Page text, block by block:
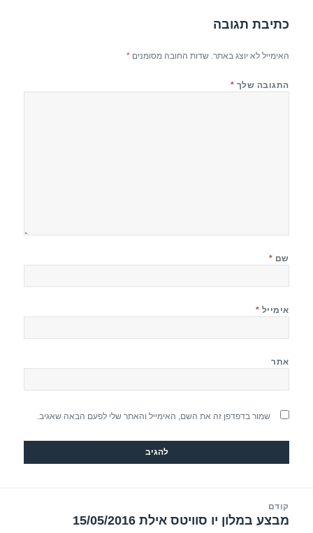
k
כתיבת תגובה
האימייל לא יוצג באתר. שדות החובה מסומנים*
התגובה שלך *
שם *
אימייל *
אתר
שמור בדפדפן זה את השם, האימייל והאתר שלי לפעם הבאה שאגיב.
קודם
הפוסט
מבצע במלון יו סוויטס אילת 15/05/2016